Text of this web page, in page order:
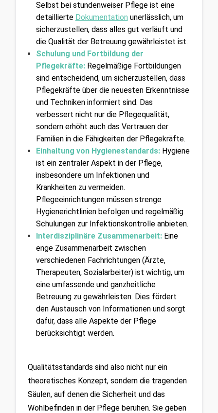
Selbst bei stundenweiser Pflege ist eine
detaillierte Dokumentation unerlässlich, um
sicherzustellen, dass alles gut verläuft und
die Qualität der Betreuung gewährleistet ist.
Schulung und Fortbildung der
Pflegekräfte: Regelmäßige Fortbildungen
sind entscheidend, um sicherzustellen, dass
Pflegekräfte über die neuesten Erkenntnisse
und Techniken informiert sind. Das
verbessert nicht nur die Pflegequalität,
sondern erhöht auch das Vertrauen der
Familien in die Fähigkeiten der Pflegekräfte.
Einhaltung von Hygienestandards: Hygiene
ist ein zentraler Aspekt in der Pflege,
insbesondere um Infektionen und
Krankheiten zu vermeiden.
Pflegeeinrichtungen müssen strenge
Hygienerichtlinien befolgen und regelmäßig
Schulungen zur Infektionskontrolle anbieten.
Interdisziplinäre Zusammenarbeit: Eine
enge Zusammenarbeit zwischen
verschiedenen Fachrichtungen (Ärzte,
Therapeuten, Sozialarbeiter) ist wichtig, um
eine umfassende und ganzheitliche
Betreuung zu gewährleisten. Dies fördert
den Austausch von Informationen und sorgt
dafür, dass alle Aspekte der Pflege
berücksichtigt werden.
Qualitätsstandards sind also nicht nur ein
theoretisches Konzept, sondern die tragenden
Säulen, auf denen die Sicherheit und das
Wohlbefinden in der Pflege beruhen. Sie geben